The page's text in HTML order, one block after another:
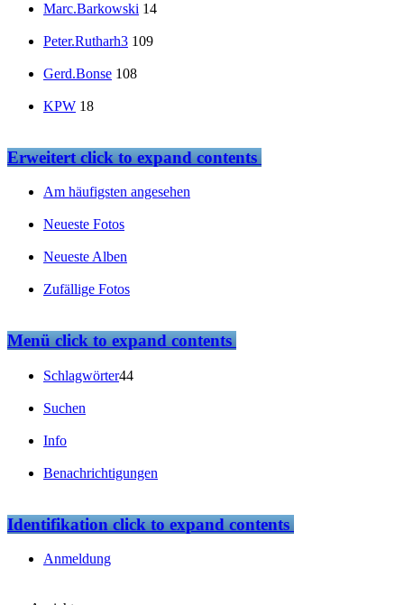
Marc.Barkowski 14
Peter.Rutharh3 109
Gerd.Bonse 108
KPW 18
Erweitertclick to expand contents
Am häufigsten angesehen
Neueste Fotos
Neueste Alben
Zufällige Fotos
Menüclick to expand contents
Schlagwörter44
Suchen
Info
Benachrichtigungen
Identifikationclick to expand contents
Anmeldung